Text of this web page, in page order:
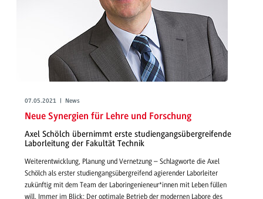
07.05.2021 | News
Neue Synergien für Lehre und Forschung
Axel Schölch übernimmt erste studiengangsübergreifende
Laborleitung der Fakultät Technik
Weiterentwicklung, Planung und Vernetzung – Schlagworte die Axel
Schölch als erster studiengangsübergreifend agierender Laborleiter
zukünftig mit dem Team der Laboringenieneur*innen mit Leben füllen
will. Immer im Blick: Der optimale Betrieb der modernen Labore des